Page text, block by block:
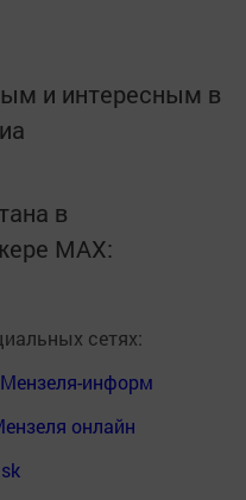
и интересным в
в
MАХ:
сетях:
информ
онлайн